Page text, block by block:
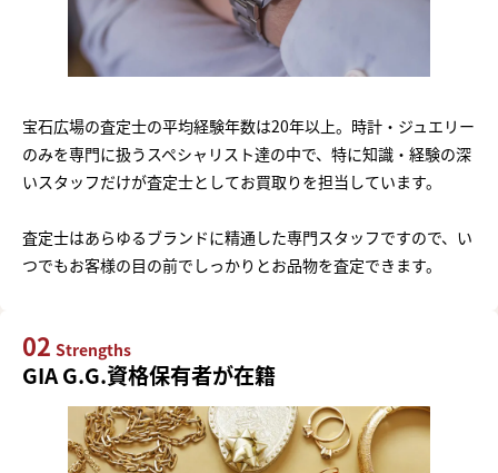
宝石広場の査定士の平均経験年数は20年以上。時計・ジュエリー
のみを専門に扱うスペシャリスト達の中で、特に知識・経験の深
いスタッフだけが査定士としてお買取りを担当しています。
査定士はあらゆるブランドに精通した専門スタッフですので、い
つでもお客様の目の前でしっかりとお品物を査定できます。
02 Strengths
GIA G.G.資格保有者が在籍